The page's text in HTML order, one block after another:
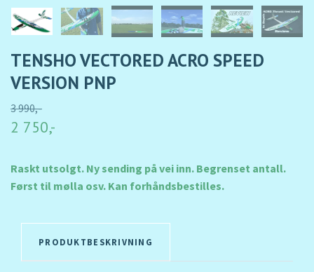
TENSHO VECTORED ACRO SPEED
VERSION PNP
3 990,-
2 750,-
Raskt utsolgt. Ny sending på vei inn. Begrenset antall.
Først til mølla osv. Kan forhåndsbestilles.
PRODUKTBESKRIVNING